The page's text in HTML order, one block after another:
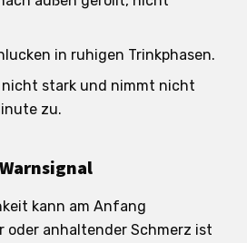
in ruhigen Trinkphasen.
nicht stark und nimmt nicht
zu.
kann am Anfang
oder anhaltender Schmerz ist